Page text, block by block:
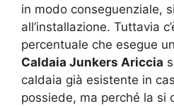
in modo conseguenziale,
all’installazione. Tuttavia
percentuale che esegue
Caldaia Junkers Ariccia
caldaia già esistente in
possiede, ma perché la si